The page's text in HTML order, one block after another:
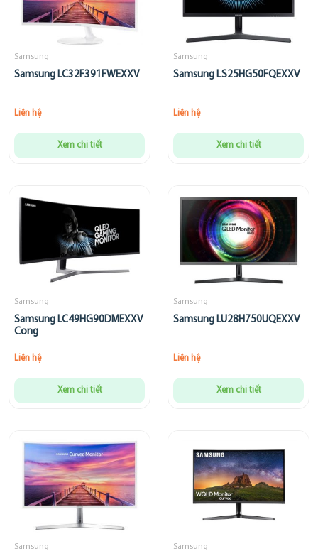
Samsung
Samsung LC32F391FWEXXV
Liên hệ
Xem chi tiết
Samsung
Samsung LS25HG50FQEXXV
Liên hệ
Xem chi tiết
Samsung
Samsung LC49HG90DMEXXV
Cong
Liên hệ
Xem chi tiết
Samsung
Samsung LU28H750UQEXXV
Liên hệ
Xem chi tiết
Samsung Samsung